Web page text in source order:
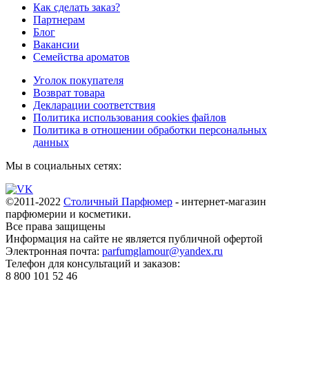
Как сделать заказ?
Партнерам
Блог
Вакансии
Семейства ароматов
Уголок покупателя
Возврат товара
Декларации соответствия
Политика использования cookies файлов
Политика в отношении обработки персональных
данных
Мы в социальных сетях:
©2011-2022 Столичный Парфюмер - интернет-магазин
парфюмерии и косметики.
Все права защищены
Информация на сайте не является публичной офертой
Электронная почта: parfumglamour@yandex.ru
Телефон для консультаций и заказов:
8 800 101 52 46